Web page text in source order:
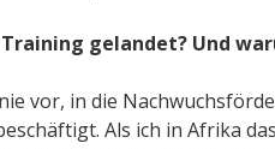
gelandet? Und
vor, in die
Als ich in Afrika